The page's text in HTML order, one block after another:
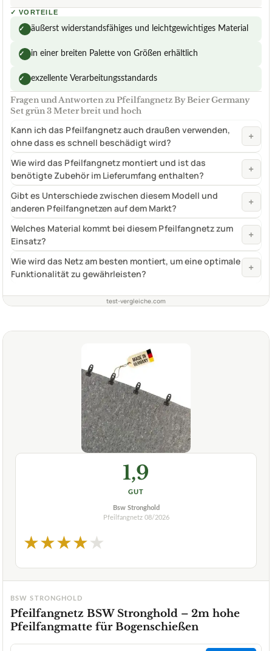
✓ VORTEILE
✓ äußerst widerstandsfähiges und leichtgewichtiges Material
✓ in einer breiten Palette von Größen erhältlich
✓ exzellente Verarbeitungsstandards
Fragen und Antworten zu Pfeilfangnetz By Beier Germany
Set grün 3 Meter breit und hoch
Kann ich das Pfeilfangnetz auch draußen verwenden,
ohne dass es schnell beschädigt wird?
+
Wie wird das Pfeilfangnetz montiert und ist das
benötigte Zubehör im Lieferumfang enthalten?
+
Gibt es Unterschiede zwischen diesem Modell und
anderen Pfeilfangnetzen auf dem Markt?
+
Welches Material kommt bei diesem Pfeilfangnetz zum
Einsatz?
+
Wie wird das Netz am besten montiert, um eine optimale
Funktionalität zu gewährleisten?
+
test-vergleiche.com
1,9
GUT
Bsw Stronghold
Pfeilfangnetz 08/2026
★★★★★
BSW STRONGHOLD
Pfeilfangnetz BSW Stronghold – 2m hohe
Pfeilfangmatte für Bogenschießen